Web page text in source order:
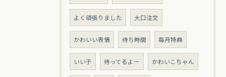
よく頑張りました 大口注文
かわいい表情 待ち時間 毎月特典
いい子 待ってるよー かわいこちゃん